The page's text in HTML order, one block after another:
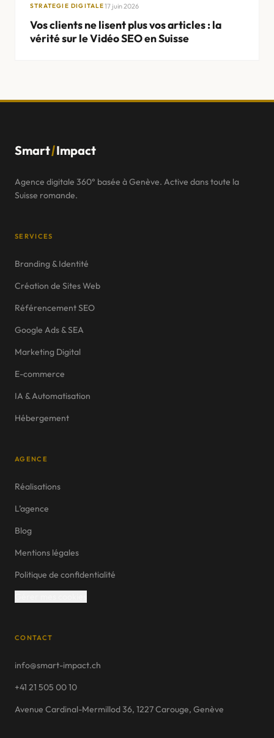
STRATEGIE DIGITALE17 juin 2026
Vos clients ne lisent plus vos articles : la
vérité sur le Vidéo SEO en Suisse
Smart/Impact
Agence digitale 360° basée à Genève. Active dans toute la
Suisse romande.
SERVICES
Branding & Identité
Création de Sites Web
Référencement SEO
Google Ads & SEA
Marketing Digital
E-commerce
IA & Automatisation
Hébergement
AGENCE
Réalisations
L’agence
Blog
Mentions légales
Politique de confidentialité
CONTACT
info@smart-impact.ch
+41 21 505 00 10
Avenue Cardinal-Mermillod 36, 1227 Carouge, Genève